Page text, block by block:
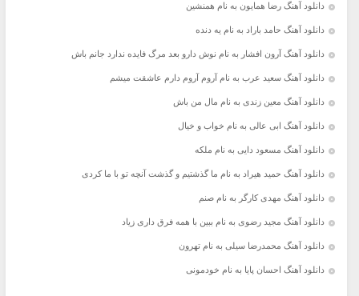
دانلود آهنگ رضا همایون به نام همنشین
دانلود آهنگ حامد باراد به نام یه دنده
دانلود آهنگ آرون افشار به نام نوش دارو بعد مرگ فایده ندارد جانم باش
دانلود آهنگ سعید عرب به نام آروم آروم دارم عاشقت میشم
دانلود آهنگ معین زندی به نام مال من باش
دانلود آهنگ ابی عالی به نام خواب و خیال
دانلود آهنگ مسعود دایی به نام ملکه
دانلود آهنگ حمید هیراد به نام ما گذشتیم و گذشت آنچه تو با ما کردی
دانلود آهنگ مهدی کارگر به نام صنم
دانلود آهنگ مجید رضوی به نام ببین با همه فرق داری زیاد
دانلود آهنگ محمدرضا سیلی به نام تهرون
دانلود آهنگ احسان پایا به نام خودمونی